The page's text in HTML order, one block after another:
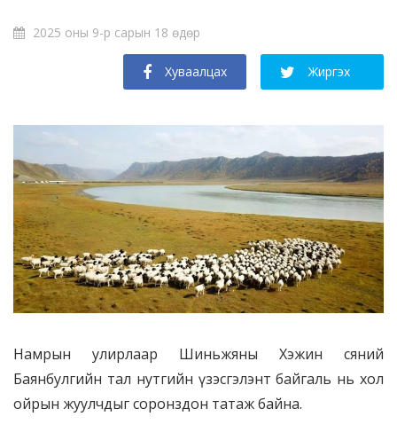
2025 оны 9-р сарын 18 өдөр
Хуваалцах Жиргэх
Намрын улирлаар Шиньжяны Хэжин сяний
Баянбулгийн тал нутгийн үзэсгэлэнт байгаль нь хол
ойрын жуулчдыг соронздон татаж байна.